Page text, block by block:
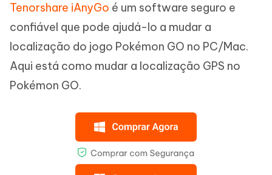
Tenorshare iAnyGo é um software seguro e
confiável que pode ajudá-lo a mudar a
localização do jogo Pokémon GO no PC/Mac.
Aqui está como mudar a localização GPS no
Pokémon GO.